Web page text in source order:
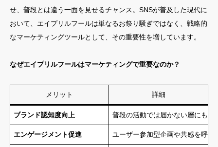
せ、普段とは違う一面を見せるチャンス。SNSが普及した現代に
おいて、エイプリルフールは単なるお祭り騒ぎではなく、戦略的
なマーケティングツールとして、その重要性を増しています。
なぜエイプリルフールはマーケティングで重要なのか？
メリット 詳細
ブランド認知度向上 普段の活動では届かない層にも
エンゲージメント促進 ユーザー参加型企画や共感を呼